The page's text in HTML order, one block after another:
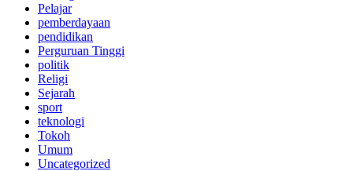
Pelajar
pemberdayaan
pendidikan
Perguruan Tinggi
politik
Religi
Sejarah
sport
teknologi
Tokoh
Umum
Uncategorized